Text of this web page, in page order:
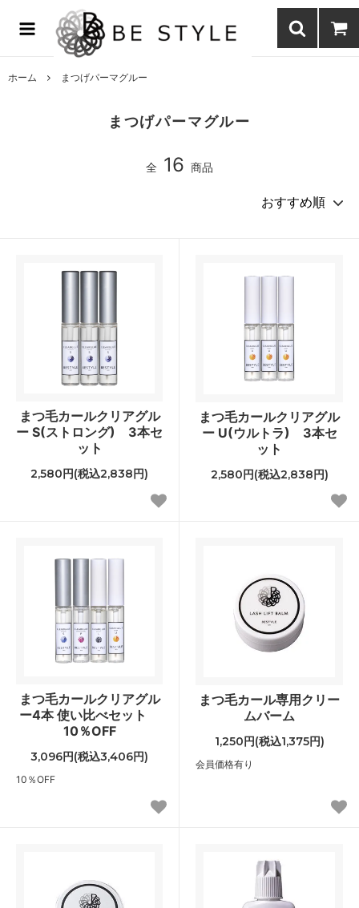
まつげエクステ商材の通販・まつげパーマ・ボディジュエリーなどまつ
げ商材・美容商材の通販｜BE STYLE beauty shop
ホーム まつげパーマグルー
まつげパーマグルー
全 16 商品
まつ毛カールクリアグル
ー S(ストロング) 3本セ
ット
2,580円(税込2,838円)
まつ毛カールクリアグル
ー U(ウルトラ) 3本セ
ット
2,580円(税込2,838円)
まつ毛カールクリアグル
ー4本 使い比べセット
10％OFF
3,096円(税込3,406円)
10％OFF
まつ毛カール専用クリー
ムバーム
1,250円(税込1,375円)
会員価格有り